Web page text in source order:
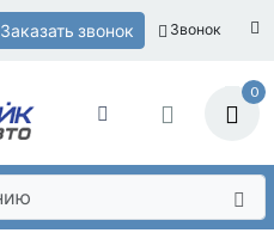
Заказать звонок Звонок
0